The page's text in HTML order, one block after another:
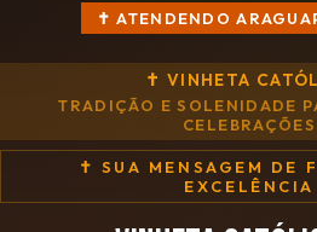
✝ ATENDENDO
✝ VINHETA
TRADIÇÃO E SOLENIDADE
CELEBRAÇÕES
✝ SUA MENSAGEM DE
EXCELÊNCIA